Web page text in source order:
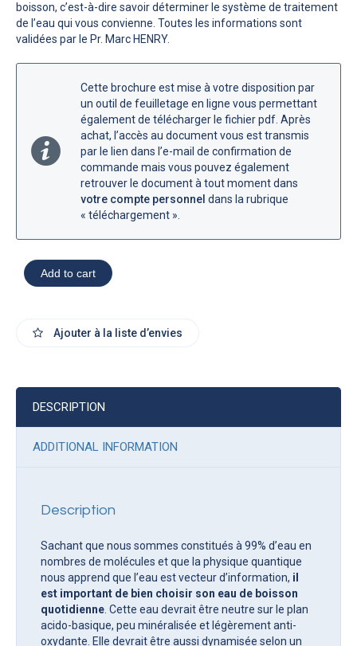
boisson, c’est-à-dire savoir déterminer le système de traitement
de l’eau qui vous convienne. Toutes les informations sont
validées par le Pr. Marc HENRY.
Cette brochure est mise à votre disposition par
un outil de feuilletage en ligne vous permettant
également de télécharger le fichier pdf. Après
achat, l’accès au document vous est transmis
par le lien dans l’e-mail de confirmation de
commande mais vous pouvez également
retrouver le document à tout moment dans
votre compte personnel dans la rubrique
« téléchargement ».
Add to cart
Ajouter à la liste d’envies
DESCRIPTION
ADDITIONAL INFORMATION
Description
Sachant que nous sommes constitués à 99% d’eau en
nombres de molécules et que la physique quantique
nous apprend que l’eau est vecteur d’information, il
est important de bien choisir son eau de boisson
quotidienne . Cette eau devrait être neutre sur le plan
acido-basique, peu minéralisée et légèrement anti-
oxydante. Elle devrait être aussi dynamisée selon un